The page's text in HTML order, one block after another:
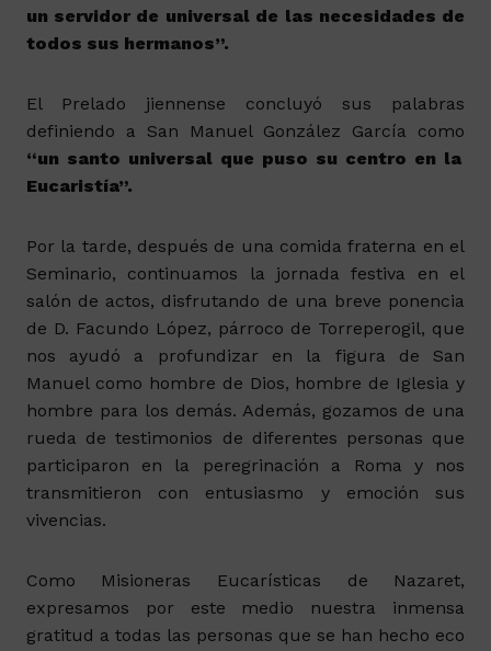
un servidor de universal de las necesidades de
todos sus hermanos”.
El Prelado jiennense concluyó sus palabras
definiendo a San Manuel González García como
“un santo universal que puso su centro en la
Eucaristía”.
Por la tarde, después de una comida fraterna en el
Seminario, continuamos la jornada festiva en el
salón de actos, disfrutando de una breve ponencia
de D. Facundo López, párroco de Torreperogil, que
nos ayudó a profundizar en la figura de San
Manuel como hombre de Dios, hombre de Iglesia y
hombre para los demás. Además, gozamos de una
rueda de testimonios de diferentes personas que
participaron en la peregrinación a Roma y nos
transmitieron con entusiasmo y emoción sus
vivencias.
Como Misioneras Eucarísticas de Nazaret,
expresamos por este medio nuestra inmensa
gratitud a todas las personas que se han hecho eco